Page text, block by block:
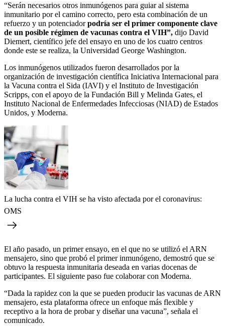
“Serán necesarios otros inmunógenos para guiar al sistema
inmunitario por el camino correcto, pero esta combinación de un
refuerzo y un potenciadorpodría ser el primer componente clave
de un posible régimen de vacunas contra el VIH”, dijo David
Diemert, científico jefe del ensayo en uno de los cuatro centros
donde este se realiza, la Universidad George Washington.
Los inmunógenos utilizados fueron desarrollados por la
organización de investigación científica Iniciativa Internacional para
la Vacuna contra el Sida (IAVI) y el Instituto de Investigación
Scripps, con el apoyo de la Fundación Bill y Melinda Gates, el
Instituto Nacional de Enfermedades Infecciosas (NIAD) de Estados
Unidos, y Moderna.
La lucha contra el VIH se ha visto afectada por el coronavirus:
OMS
El año pasado, un primer ensayo, en el que no se utilizó el ARN
mensajero, sino que probó el primer inmunógeno, demostró que se
obtuvo la respuesta inmunitaria deseada en varias docenas de
participantes. El siguiente paso fue colaborar con Moderna.
“Dada la rapidez con la que se pueden producir las vacunas de ARN
mensajero, esta plataforma ofrece un enfoque más flexible y
receptivo a la hora de probar y diseñar una vacuna”, señala el
comunicado.